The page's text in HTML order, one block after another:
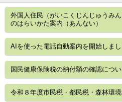
外国人住民（がいこくじんじゅうみ
のはらいかた案内（あんない）
AIを使った電話自動案内を開始しまし
国民健康保険税の納付額の確認につ
令和８年度市民税・都民税・森林環